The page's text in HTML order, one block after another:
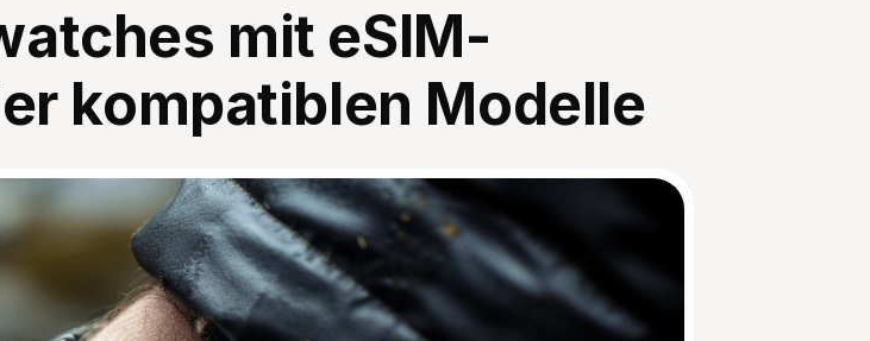
mit eSIM-
kompatiblen Modelle